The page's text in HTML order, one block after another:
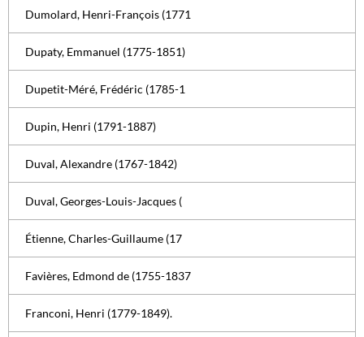
Dumolard, Henri-François (1771
Dupaty, Emmanuel (1775-1851)
Dupetit-Méré, Frédéric (1785-1
Dupin, Henri (1791-1887)
Duval, Alexandre (1767-1842)
Duval, Georges-Louis-Jacques (
Étienne, Charles-Guillaume (17
Favières, Edmond de (1755-1837
Franconi, Henri (1779-1849).